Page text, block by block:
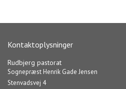
Kontaktoplysninger
Rudbjerg pastorat
Sognepræst Henrik Gade Jensen
Stenvadsvej 4